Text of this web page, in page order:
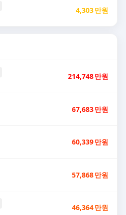
4,303만원
214,748만원
67,683만원
60,339만원
57,868만원
46,364만원